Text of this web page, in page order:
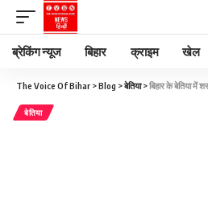
ब्रेकिंग न्यूज बिहार क्राइम खेल
The Voice Of Bihar >Blog >बेतिया>बिहार के बेतिया में
बेतिया